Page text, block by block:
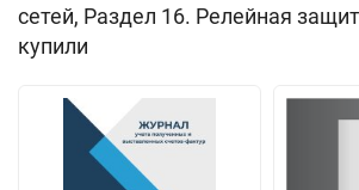
сетей, Раздел 16. Релейная
купили